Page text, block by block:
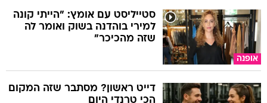
אופנה
סטייליסט עם אומץ: "הייתי קונה
למירי בוהדנה בשוק ואומר לה
שזה מהכיכר"
דייט ראשון? מסתבר שזה המקום
הכי טרנדי היום